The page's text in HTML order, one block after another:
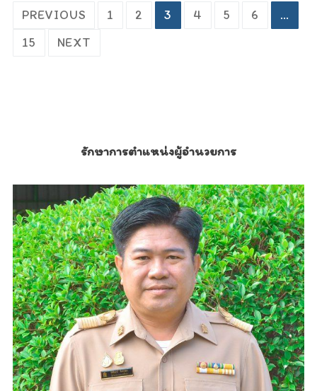
Posts
pagination
PREVIOUS 1 2 3 4 5 6
…
15
NEXT
รักษาการตำแหน่งผู้อำนวยการ